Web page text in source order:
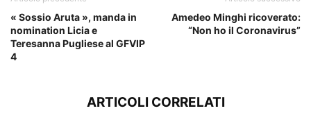
« Sossio Aruta », manda in
nomination Licia e
Teresanna Pugliese al GFVIP
4
Amedeo Minghi ricoverato:
“Non ho il Coronavirus”
ARTICOLI CORRELATI